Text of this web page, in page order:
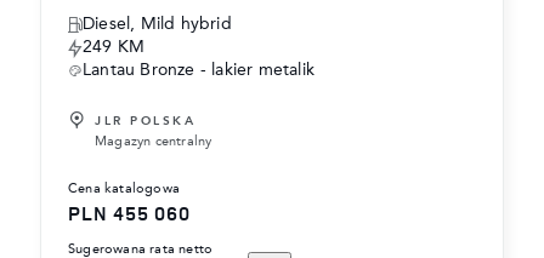
Diesel, Mild hybrid
249 KM
Lantau Bronze - lakier metalik
JLR POLSKA
Magazyn centralny
cena katalogowa
PLN 455 060
sugerowana rata netto